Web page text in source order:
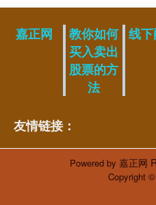
嘉正网
教你如何
买入卖出
股票的方
法
线
友情链接：
Powered by 嘉正网
Copyright ©